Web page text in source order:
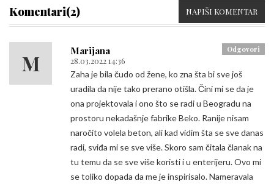
Komentari(2) NAPIŠI KOMENTAR
M Marijana Odgovori
28.03.2022 14:36
Zaha je bila čudo od žene, ko zna šta bi sve još
uradila da nije tako prerano otišla. Čini mi se da je
ona projektovala i ono što se radi u Beogradu na
prostoru nekadašnje fabrike Beko. Ranije nisam
naročito volela beton, ali kad vidim šta se sve danas
radi, sviđa mi se sve više. Skoro sam čitala članak na
tu temu da se sve više koristi i u enterijeru. Ovo mi
se toliko dopada da me je inspirisalo. Nameravala